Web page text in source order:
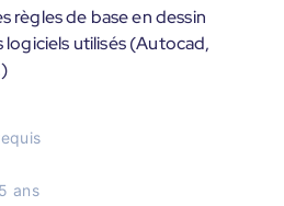
règles de base en dessin
logiciels utilisés (Autocad,
ans